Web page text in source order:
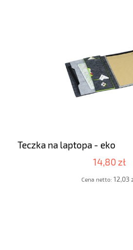
Teczka na laptopa - eko
14,80 zł
Cena netto: 12,03